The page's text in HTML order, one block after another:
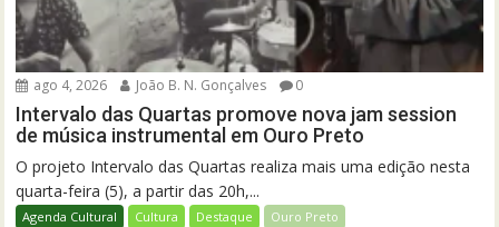
ago 4, 2026 João B. N. Gonçalves 0
Intervalo das Quartas promove nova jam session
de música instrumental em Ouro Preto
O projeto Intervalo das Quartas realiza mais uma edição nesta
quarta-feira (5), a partir das 20h,...
Agenda Cultural Cultura Destaque Ouro Preto